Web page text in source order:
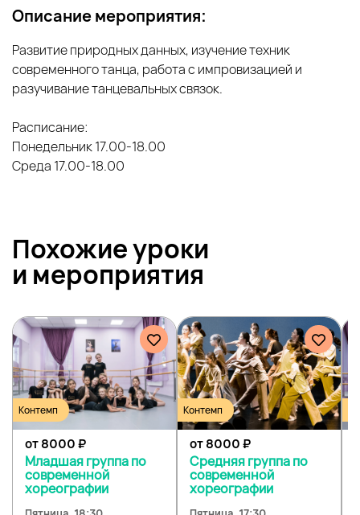
Описание мероприятия:
Развитие природных данных, изучение техник
современного танца, работа с импровизацией и
разучивание танцевальных связок.
Расписание:
Понедельник 17.00-18.00
Среда 17.00-18.00
Похожие уроки
и мероприятия
Контемп
от 8000₽
Младшая группа по
современной
хореографии
Контемп
от 8000₽
Средняя группа по
современной
хореографии